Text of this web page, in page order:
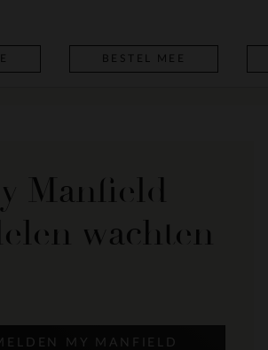
BESTEL MEE
Manfield
wachten
MY MANFIELD